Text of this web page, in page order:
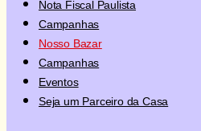
Nota Fiscal Paulista
Campanhas
Nosso Bazar
Campanhas
Eventos
Seja um Parceiro da Casa